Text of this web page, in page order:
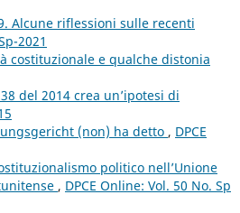
Alcune riflessioni sulle recenti
2021
costituzionale e qualche distonia
del 2014 crea un’ipotesi di
(non) ha detto , DPCE
politico nell’Unione
, DPCE Online: Vol. 50 No. Sp